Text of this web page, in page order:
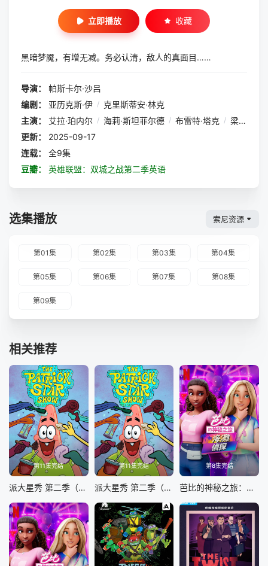
立即播放 收藏
黑暗梦魇，有增无减。务必认清，敌人的真面目……
导演：
帕斯卡尔·沙吕
编剧：
亚历克斯·伊 / 克里斯蒂安·林克
主演：
艾拉·珀内尔 / 海莉·斯坦菲尔德 / 布雷特·塔克 / 梁佩诗
更新：
2025-09-17
连载：
全9集
豆瓣：
英雄联盟：双城之战第二季英语
选集播放 索尼资源
第01集 第02集 第03集 第04集
第05集 第06集 第07集 第08集
第09集
相关推荐
第11集完结
派大星秀 第二季（英文版）
第11集完结
派大星秀 第二季（国语版）
第8集完结
芭比的神秘之旅：海滩探案集英文版